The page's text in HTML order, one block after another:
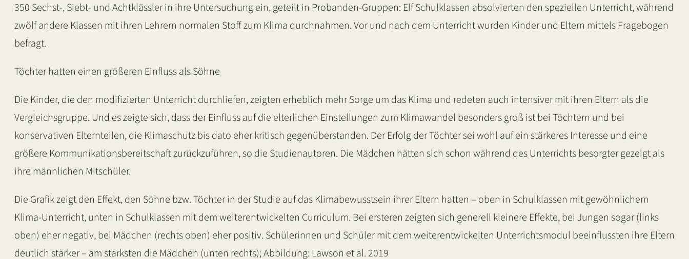
350 Sechst-, Siebt- und Achtklässler in ihre Untersuchung ein, geteilt in Probanden-Gruppen: Elf Schulklassen absolvierten den speziellen Unterricht, während
zwölf andere Klassen mit ihren Lehrern normalen Stoff zum Klima durchnahmen. Vor und nach dem Unterricht wurden Kinder und Eltern mittels Fragebogen
befragt.
Töchter hatten einen größeren Einfluss als Söhne
Die Kinder, die den modifizierten Unterricht durchliefen, zeigten erheblich mehr Sorge um das Klima und redeten auch intensiver mit ihren Eltern als die
Vergleichsgruppe. Und es zeigte sich, dass der Einfluss auf die elterlichen Einstellungen zum Klimawandel besonders groß ist bei Töchtern und bei
konservativen Elternteilen, die Klimaschutz bis dato eher kritisch gegenüberstanden. Der Erfolg der Töchter sei wohl auf ein stärkeres Interesse und eine
größere Kommunikationsbereitschaft zurückzuführen, so die Studienautoren. Die Mädchen hätten sich schon während des Unterrichts besorgter gezeigt als
ihre männlichen Mitschüler.
Die Grafik zeigt den Effekt, den Söhne bzw. Töchter in der Studie auf das Klimabewusstsein ihrer Eltern hatten – oben in Schulklassen mit gewöhnlichem
Klima-Unterricht, unten in Schulklassen mit dem weiterentwickelten Curriculum. Bei ersteren zeigten sich generell kleinere Effekte, bei Jungen sogar (links
oben) eher negativ, bei Mädchen (rechts oben) eher positiv. Schülerinnen und Schüler mit dem weiterentwickelten Unterrichtsmodul beeinflussten ihre Eltern
deutlich stärker – am stärksten die Mädchen (unten rechts); Abbildung: Lawson et al. 2019